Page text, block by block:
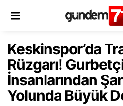
Keskinspor’da
Rüzgarı!
İnsanlarından
Yolunda Büyük